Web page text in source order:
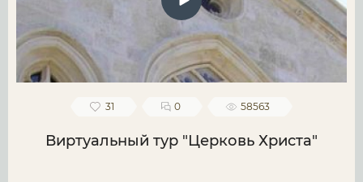
31 0 58563
Виртуальный тур "Церковь Христа"